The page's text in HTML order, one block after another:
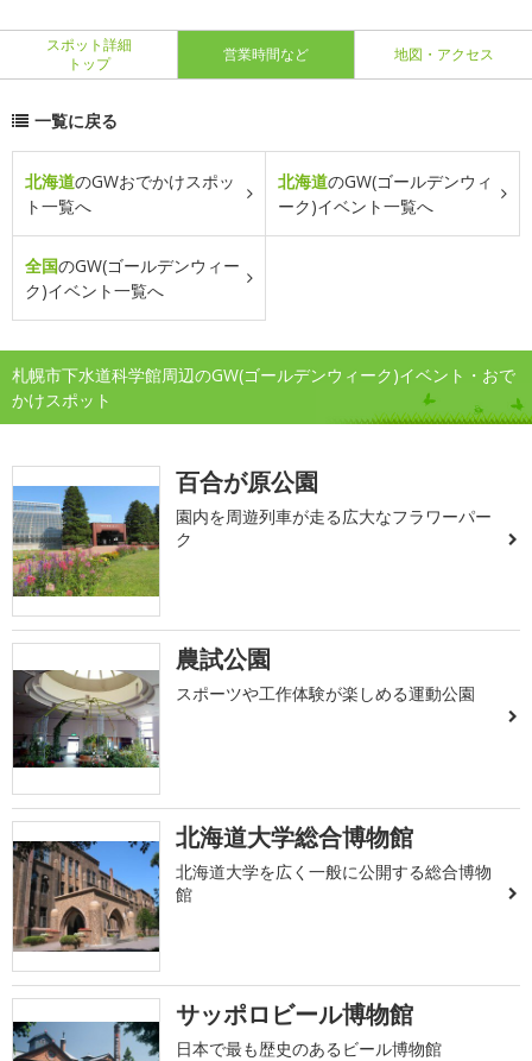
スポット詳細
トップ
営業時間など 地図・アクセス
一覧に戻る
北海道のGWおでかけスポッ
ト一覧へ
北海道のGW(ゴールデンウィ
ーク)イベント一覧へ
全国のGW(ゴールデンウィー
ク)イベント一覧へ
札幌市下水道科学館周辺のGW(ゴールデンウィーク)イベント・おで
かけスポット
百合が原公園
園内を周遊列車が走る広大なフラワーパー
ク
農試公園
スポーツや工作体験が楽しめる運動公園
北海道大学総合博物館
北海道大学を広く一般に公開する総合博物
館
サッポロビール博物館
日本で最も歴史のあるビール博物館